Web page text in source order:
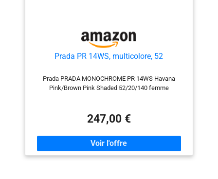
Prada PR 14WS, multicolore, 52
Prada PRADA MONOCHROME PR 14WS Havana
Pink/Brown Pink Shaded 52/20/140 femme
247,00 €